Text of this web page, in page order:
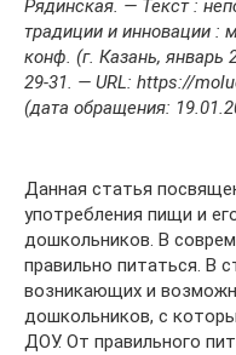
Рядинская. — Текст :
традиции и инновации :
конф. (г. Казань, январь
29-31. — URL: https://
(дата обращения:
Данная статья
употребления пищи и
дошкольников. В
правильно питаться. В
возникающих и
дошкольников, с
ДОУ. От правильного